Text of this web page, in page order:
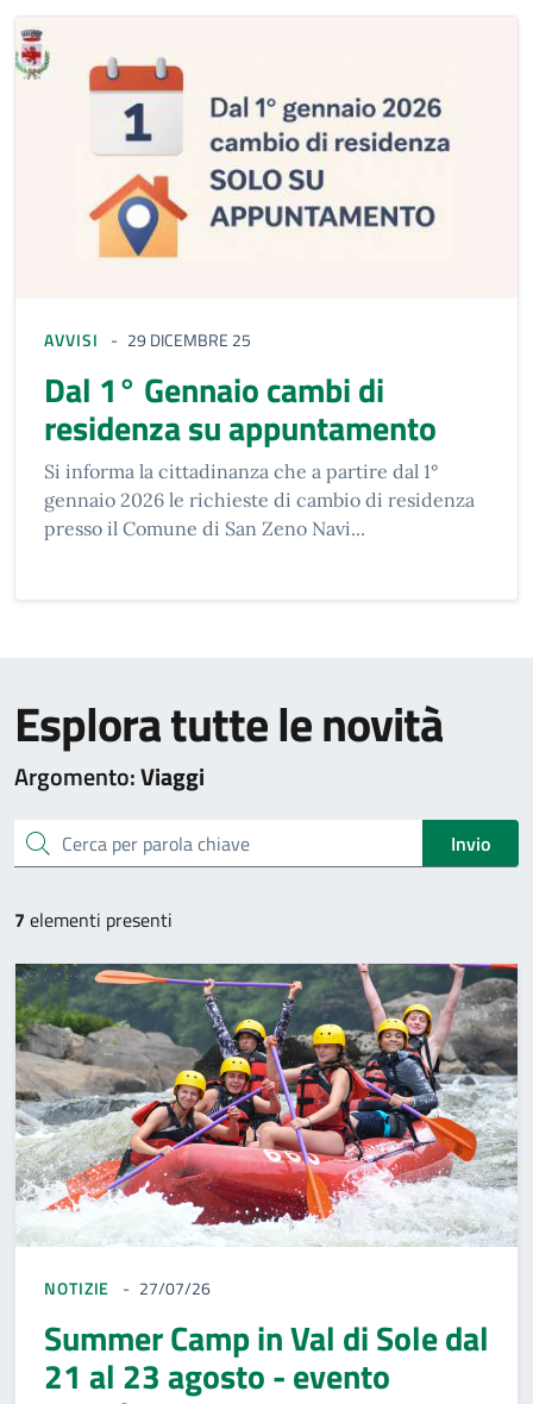
AVVISI 29 DICEMBRE 25
Dal 1° Gennaio cambi di
residenza su appuntamento
Si informa la cittadinanza che a partire dal 1°
gennaio 2026 le richieste di cambio di residenza
presso il Comune di San Zeno Navi...
Esplora tutte le novità
Argomento:Viaggi
cerca Invio
7 elementi presenti
NOTIZIE 27/07/26
Summer Camp in Val di Sole dal
21 al 23 agosto - evento